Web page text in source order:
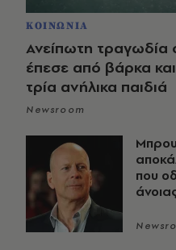
ΚΟΙΝΩΝΙΑ
Ανείπωτη
έπεσε από βάρκα
τρία ανήλικα παιδιά
Newsroom
που